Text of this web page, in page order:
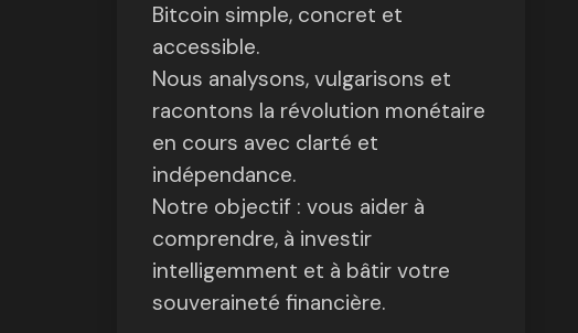
Bitcoin simple, concret et
accessible.
Nous analysons, vulgarisons et
racontons la révolution monétaire
en cours avec clarté et
indépendance.
Notre objectif : vous aider à
comprendre, à investir
intelligemment et à bâtir votre
souveraineté financière.